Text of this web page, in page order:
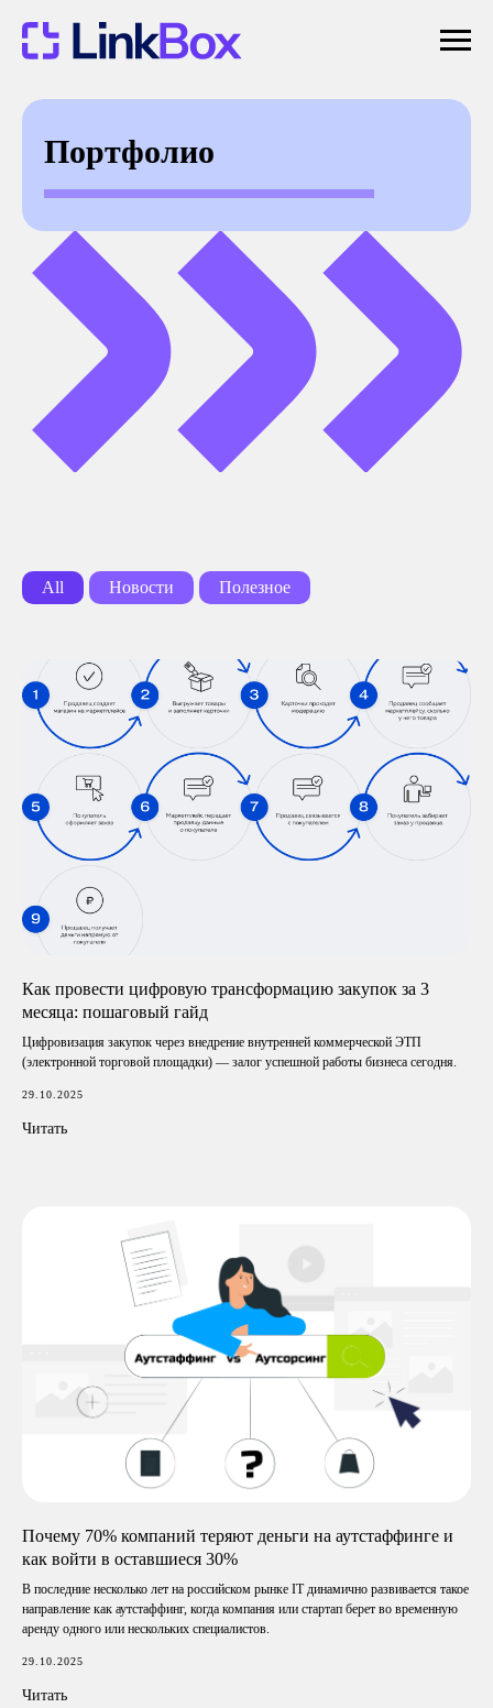
Портфолио
All Новости Полезное
Как провести цифровую трансформацию закупок за 3
месяца: пошаговый гайд
Цифровизация закупок через внедрение внутренней коммерческой ЭТП
(электронной торговой площадки) — залог успешной работы бизнеса сегодня.
29.10.2025
Читать
Почему 70% компаний теряют деньги на аутстаффинге и
как войти в оставшиеся 30%
В последние несколько лет на российском рынке IT динамично развивается такое
направление как аутстаффинг, когда компания или стартап берет во временную
аренду одного или нескольких специалистов.
29.10.2025
Читать